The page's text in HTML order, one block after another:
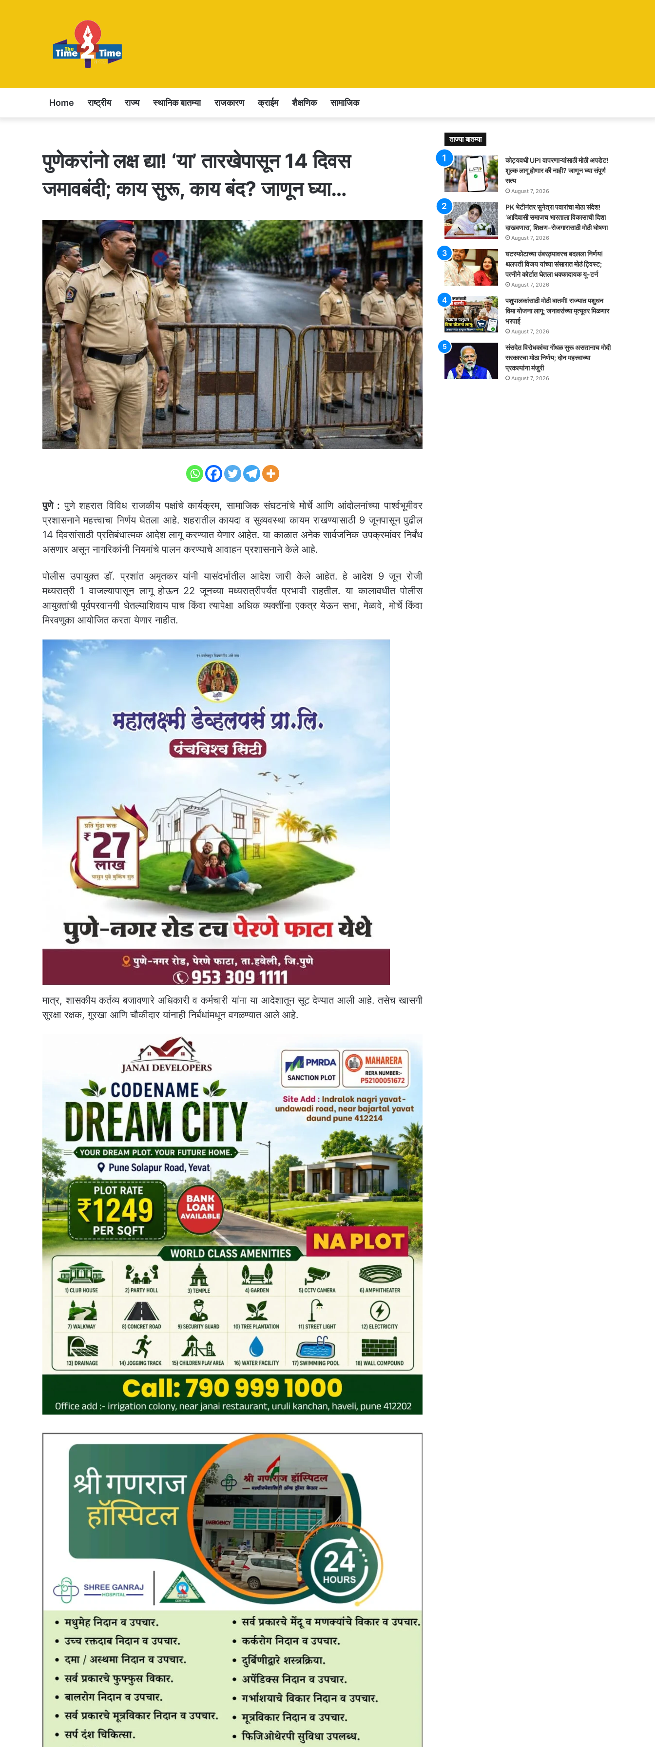
Home राष्ट्रीय राज्य स्थानिक बातम्या राजकारण क्राईम शैक्षणिक सामाजिक
पुणेकरांनो लक्ष द्या! ‘या’ तारखेपासून 14 दिवस
जमावबंदी; काय सुरू, काय बंद? जाणून घ्या…
पुणे : पुणे शहरात विविध राजकीय पक्षांचे कार्यक्रम, सामाजिक संघटनांचे मोर्चे आणि आंदोलनांच्या पार्श्वभूमीवर
प्रशासनाने महत्त्वाचा निर्णय घेतला आहे. शहरातील कायदा व सुव्यवस्था कायम राखण्यासाठी 9 जूनपासून पुढील
14 दिवसांसाठी प्रतिबंधात्मक आदेश लागू करण्यात येणार आहेत. या काळात अनेक सार्वजनिक उपक्रमांवर निर्बंध
असणार असून नागरिकांनी नियमांचे पालन करण्याचे आवाहन प्रशासनाने केले आहे.
पोलीस उपायुक्त डॉ. प्रशांत अमृतकर यांनी यासंदर्भातील आदेश जारी केले आहेत. हे आदेश 9 जून रोजी
मध्यरात्री 1 वाजल्यापासून लागू होऊन 22 जूनच्या मध्यरात्रीपर्यंत प्रभावी राहतील. या कालावधीत पोलीस
आयुक्तांची पूर्वपरवानगी घेतल्याशिवाय पाच किंवा त्यापेक्षा अधिक व्यक्तींना एकत्र येऊन सभा, मेळावे, मोर्चे किंवा
मिरवणुका आयोजित करता येणार नाहीत.
मात्र, शासकीय कर्तव्य बजावणारे अधिकारी व कर्मचारी यांना या आदेशातून सूट देण्यात आली आहे. तसेच खासगी
सुरक्षा रक्षक, गुरखा आणि चौकीदार यांनाही निर्बंधांमधून वगळण्यात आले आहे.
ताज्या बातम्या
कोट्यवधी UPI वापरणाऱ्यांसाठी मोठी अपडेट!
शुल्क लागू होणार की नाही? जाणून घ्या संपूर्ण
सत्य
August 7, 2026
PK भेटीनंतर सुनेत्रा पवारांचा मोठा संदेश!
‘आदिवासी समाजच भारताला विकासाची दिशा
दाखवणारा’, शिक्षण-रोजगारासाठी मोठी घोषणा
August 7, 2026
घटस्फोटाच्या उंबरठ्यावरच बदलला निर्णय!
थलपती विजय यांच्या संसारात मोठं ट्विस्ट;
पत्नीने कोर्टात घेतला धक्कादायक यू-टर्न
August 7, 2026
पशुपालकांसाठी मोठी बातमी! राज्यात पशुधन
विमा योजना लागू; जनावरांच्या मृत्यूवर मिळणार
भरपाई
August 7, 2026
संसदेत विरोधकांचा गोंधळ सुरू असतानाच मोदी
सरकारचा मोठा निर्णय; दोन महत्त्वाच्या
प्रकल्पांना मंजुरी
August 7, 2026